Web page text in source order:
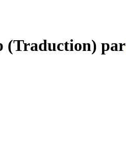
(Traduction) par